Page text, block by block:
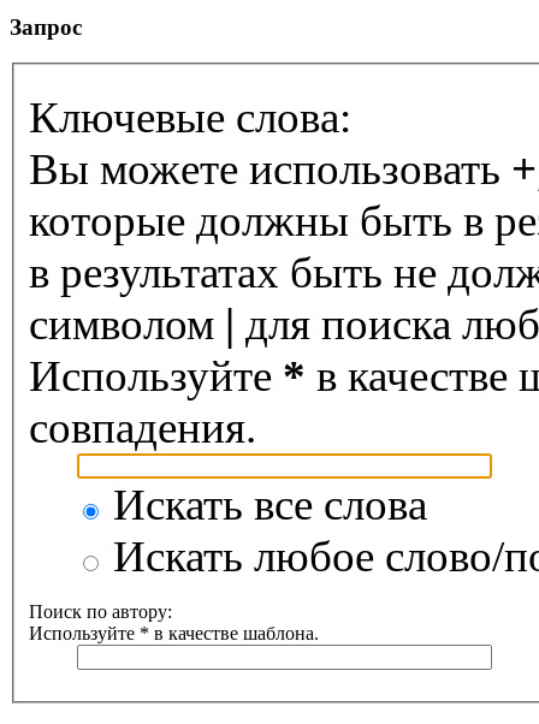
Запрос
Ключевые слова:
Вы можете использовать +
которые должны быть в
в результатах быть не
символом | для поиска
Используйте * в качестве
совпадения.
Искать все слова
Искать любое слово/
Поиск по автору:
Используйте * в качестве шаблона.